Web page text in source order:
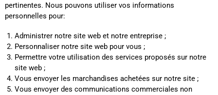
pertinentes. Nous pouvons utiliser vos informations
personnelles pour:
Administrer notre site web et notre entreprise ;
Personnaliser notre site web pour vous ;
Permettre votre utilisation des services proposés sur notre
site web ;
Vous envoyer les marchandises achetées sur notre site ;
Vous envoyer des communications commerciales non